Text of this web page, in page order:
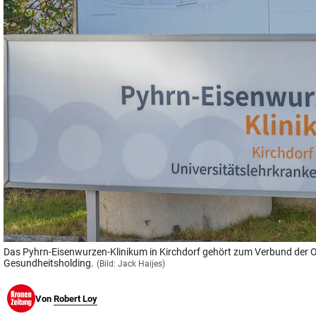
© Krone Multimedia GmbH & Co KG 2026
Muthgasse 2, 1190 Wien
Das Pyhrn-Eisenwurzen-Klinikum in Kirchdorf gehört zum Verbund der
Gesundheitsholding. (Bild: Jack Haijes)
Von Robert Loy